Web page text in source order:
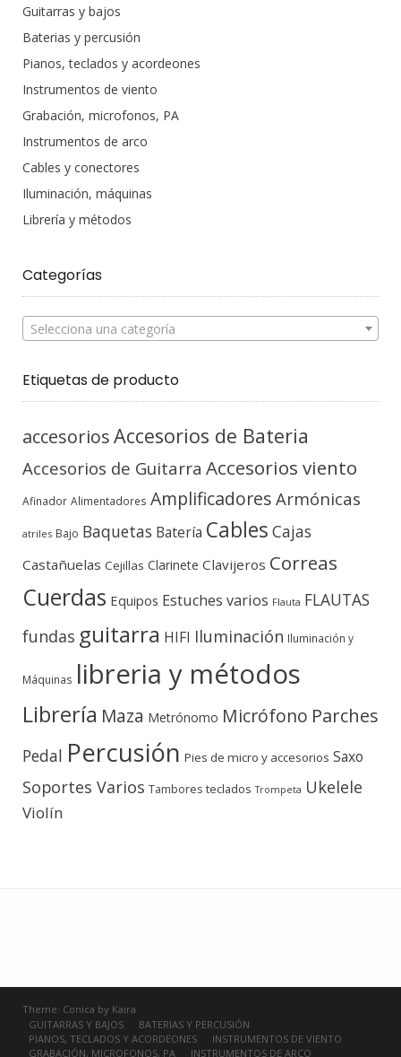
Guitarras y bajos
Baterias y percusión
Pianos, teclados y acordeones
Instrumentos de viento
Grabación, microfonos, PA
Instrumentos de arco
Cables y conectores
Iluminación, máquinas
Librería y métodos
Categorías
Selecciona una categoría
Etiquetas de producto
accesoriosAccesorios de Bateria
Accesorios de Guitarra Accesorios viento
Afinador Alimentadores Amplificadores Armónicas
atriles Bajo Baquetas Batería Cables Cajas
Castañuelas Cejillas Clarinete Clavijeros Correas
Cuerdas Equipos Estuches varios Flauta FLAUTAS
fundas guitarra HIFI Iluminación Iluminación y
Máquinas libreria y métodos
Librería Maza Metrónomo Micrófono Parches
Pedal Percusión Pies de micro y accesorios Saxo
Soportes Varios Tambores teclados Trompeta Ukelele
Violín
Theme: Conica by Kaira
GUITARRAS Y BAJOS
BATERIAS Y PERCUSIÓN
PIANOS, TECLADOS Y ACORDEONES
INSTRUMENTOS DE VIENTO
GRABACIÓN, MICROFONOS, PA
INSTRUMENTOS DE ARCO